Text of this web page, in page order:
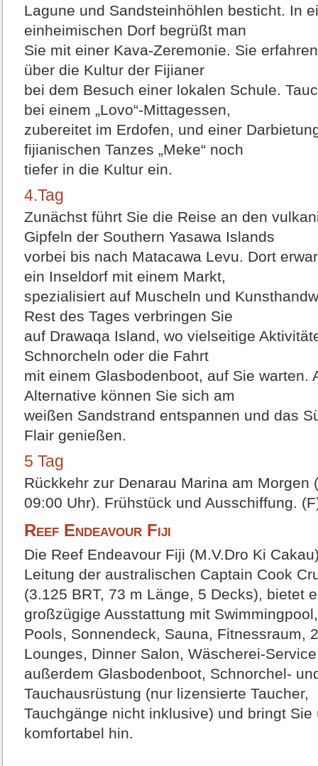
Lagune und Sandsteinhöhlen besticht. In
einheimischen Dorf begrüßt man
Sie mit einer Kava-Zeremonie. Sie
über die Kultur der Fijianer
bei dem Besuch einer lokalen Schule.
bei einem „Lovo“-Mittagessen,
zubereitet im Erdofen, und einer
fijianischen Tanzes „Meke“ noch
tiefer in die Kultur ein.
4.Tag
Zunächst führt Sie die Reise an den
Gipfeln der Southern Yasawa Islands
vorbei bis nach Matacawa Levu. Dort
ein Inseldorf mit einem Markt,
spezialisiert auf Muscheln und
Rest des Tages verbringen Sie
auf Drawaqa Island, wo vielseitige
Schnorcheln oder die Fahrt
mit einem Glasbodenboot, auf Sie warten.
Alternative können Sie sich am
weißen Sandstrand entspannen und das
Flair genießen.
5 Tag
Rückkehr zur Denarau Marina am Morgen
09:00 Uhr). Frühstück und Ausschiffung.
Reef Endeavour Fiji
Die Reef Endeavour Fiji (M.V.Dro Ki
Leitung der australischen Captain Cook
(3.125 BRT, 73 m Länge, 5 Decks), bietet
großzügige Ausstattung mit
Pools, Sonnendeck, Sauna, Fitnessraum,
Lounges, Dinner Salon, Wäscherei-
außerdem Glasbodenboot, Schnorchel-
Tauchausrüstung (nur lizensierte Taucher,
Tauchgänge nicht inklusive) und bringt Sie
komfortabel hin.